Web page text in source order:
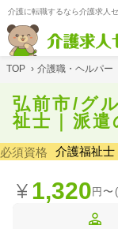
介護に転職するなら介護求人
TOP › 介護職・ヘルパー
弘前市/グ
祉士｜派
必須資格 介護福祉士
1,320円〜